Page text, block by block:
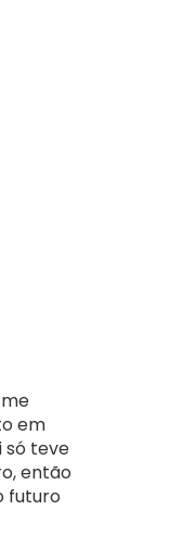
em
só teve
então
futuro